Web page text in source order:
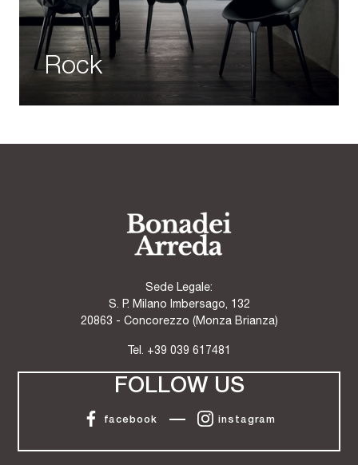
Rock
Sede Legale:
S. P. Milano Imbersago, 132
20863 - Concorezzo (Monza Brianza)
Tel. +39 039 617481
FOLLOW US
facebook instagram